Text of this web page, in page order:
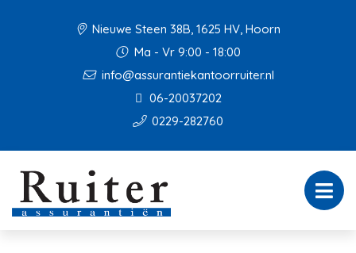
Nieuwe Steen 38B, 1625 HV, Hoorn
Ma - Vr 9:00 - 18:00
info@assurantiekantoorruiter.nl
06-20037202
0229-282760